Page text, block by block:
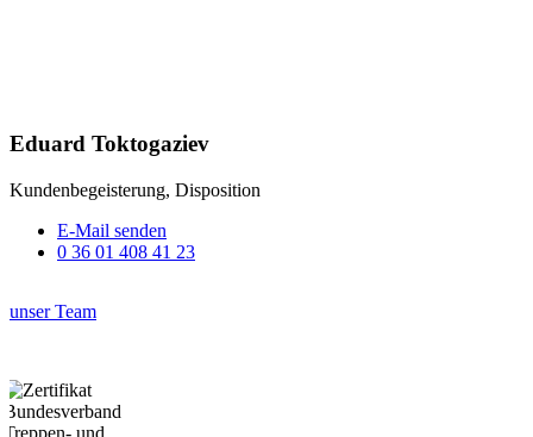
Eduard Toktogaziev
Kundenbegeisterung, Disposition
E-Mail senden
0 36 01 408 41 23
unser Team